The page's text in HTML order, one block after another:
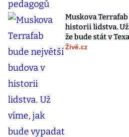
Muskova
historii lidstva.
že bude stát v
Živě.cz